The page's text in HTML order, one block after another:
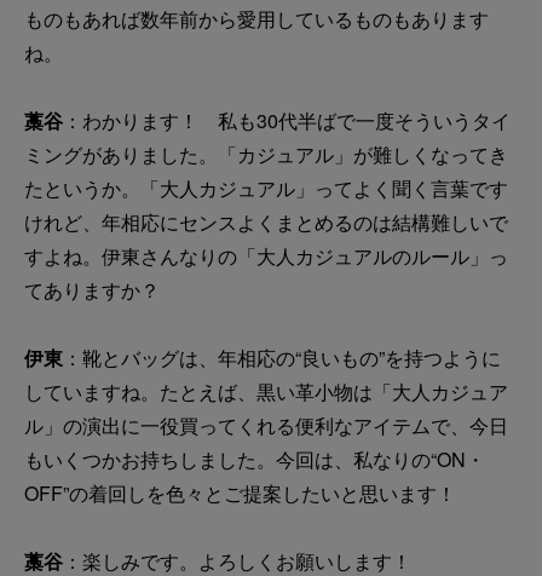
ものもあれば数年前から愛用しているものもあります
ね。
藁谷 ：わかります！ 私も30代半ばで一度そういうタイ
ミングがありました。「カジュアル」が難しくなってき
たというか。「大人カジュアル」ってよく聞く言葉です
けれど、年相応にセンスよくまとめるのは結構難しいで
すよね。伊東さんなりの「大人カジュアルのルール」っ
てありますか？
伊東 ：靴とバッグは、年相応の“良いもの”を持つように
していますね。たとえば、黒い革小物は「大人カジュア
ル」の演出に一役買ってくれる便利なアイテムで、今日
もいくつかお持ちしました。今回は、私なりの“ON・
OFF”の着回しを色々とご提案したいと思います！
藁谷 ：楽しみです。よろしくお願いします！